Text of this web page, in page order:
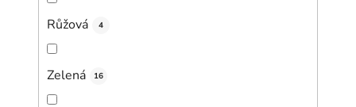
Růžová 4
Zelená 16